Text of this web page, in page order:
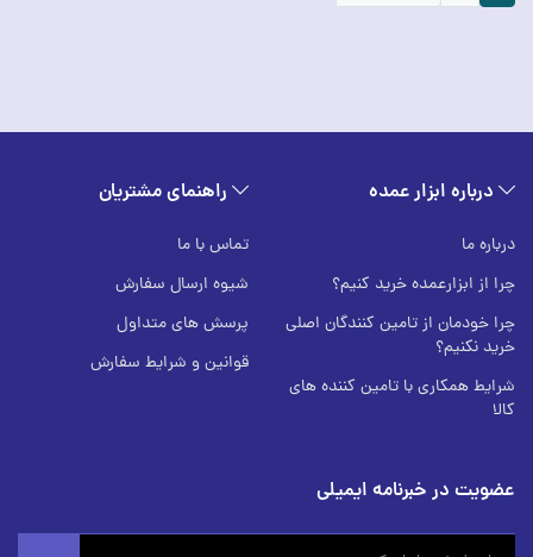
درباره ابزار عمده
درباره ما
چرا از ابزارعمده خرید کنیم؟
چرا خودمان از تامین کنندگان اصلی
خرید نکنیم؟
شرایط همکاری با تامین کننده های
کالا
راهنمای مشتریان
تماس با ما
شیوه ارسال سفارش
پرسش های متداول
قوانین و شرایط سفارش
عضویت در خبرنامه ایمیلی